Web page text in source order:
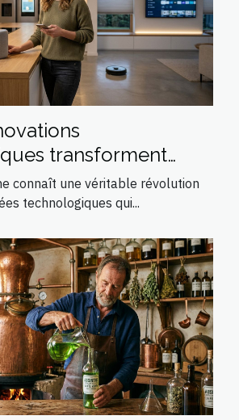
transforment
?
connaît une véritable révolution
technologiques qui...